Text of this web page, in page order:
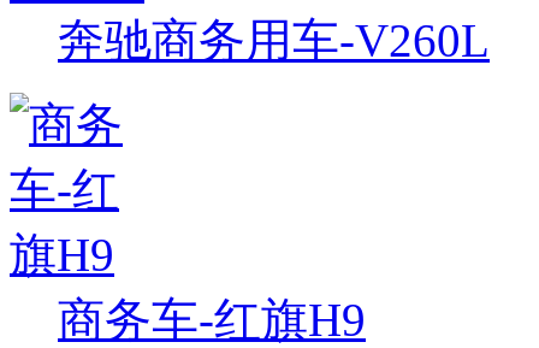
奔驰商务用车-V260L
商务车-红旗H9